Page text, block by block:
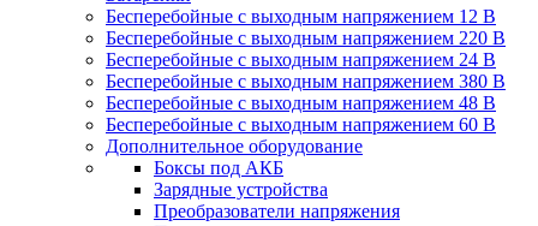
Бесперебойные с выходным напряжением 12 В
Бесперебойные с выходным напряжением 220 В
Бесперебойные с выходным напряжением 24 В
Бесперебойные с выходным напряжением 380 В
Бесперебойные с выходным напряжением 48 В
Бесперебойные с выходным напряжением 60 В
Дополнительное оборудование
Боксы под АКБ
Зарядные устройства
Преобразователи напряжения